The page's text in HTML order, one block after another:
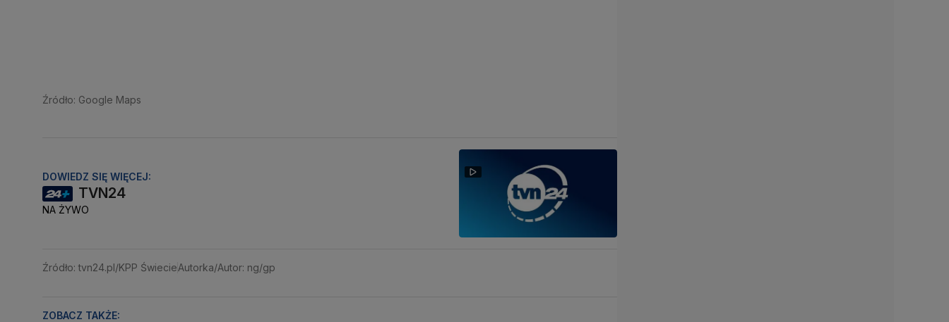
Źródło: Google Maps
DOWIEDZ SIĘ WIĘCEJ:
TVN24
NA ŻYWO
Źródło: tvn24.pl/KPP ŚwiecieAutorka/Autor: ng/gp
ZOBACZ TAKŻE: